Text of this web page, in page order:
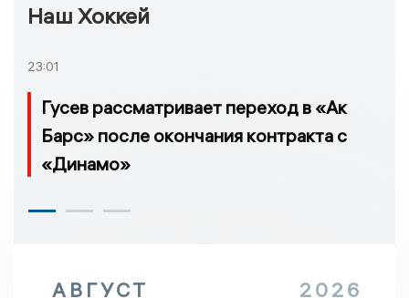
Наш Хоккей
23:01
Гусев рассматривает переход в «Ак
Барс» после окончания контракта с
«Динамо»
АВГУСТ 2026